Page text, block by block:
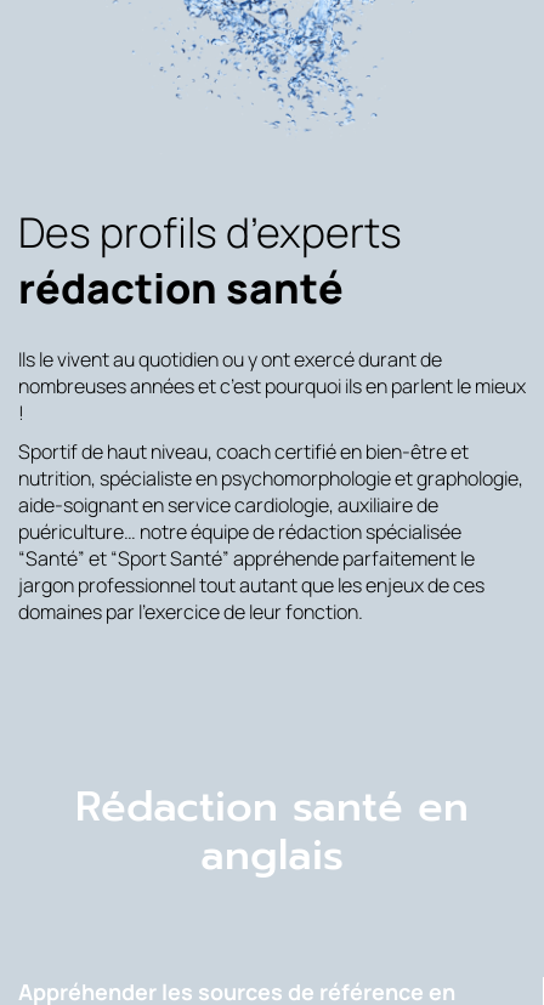
Des profils d’experts
rédaction santé
Ils le vivent au quotidien ou y ont exercé durant de
nombreuses années et c’est pourquoi ils en parlent le mieux
!
Sportif de haut niveau, coach certifié en bien-être et
nutrition, spécialiste en psychomorphologie et graphologie,
aide-soignant en service cardiologie, auxiliaire de
puériculture… notre équipe de rédaction spécialisée
“Santé” et “Sport Santé” appréhende parfaitement le
jargon professionnel tout autant que les enjeux de ces
domaines par l’exercice de leur fonction.
Rédaction santé en
anglais
Appréhender les sources de référence en